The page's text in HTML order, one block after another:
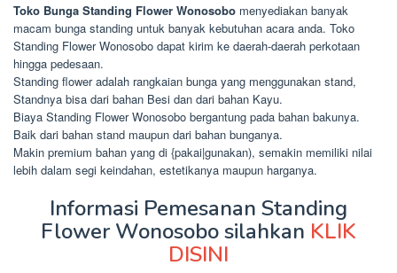
Toko Bunga Standing Flower Wonosobo menyediakan banyak
macam bunga standing untuk banyak kebutuhan acara anda. Toko
Standing Flower Wonosobo dapat kirim ke daerah-daerah perkotaan
hingga pedesaan.
Standing flower adalah rangkaian bunga yang menggunakan stand,
Standnya bisa dari bahan Besi dan dari bahan Kayu.
Biaya Standing Flower Wonosobo bergantung pada bahan bakunya.
Baik dari bahan stand maupun dari bahan bunganya.
Makin premium bahan yang di {pakai|gunakan), semakin memiliki nilai
lebih dalam segi keindahan, estetikanya maupun harganya.
Informasi Pemesanan Standing
Flower Wonosobo silahkan KLIK
DISINI